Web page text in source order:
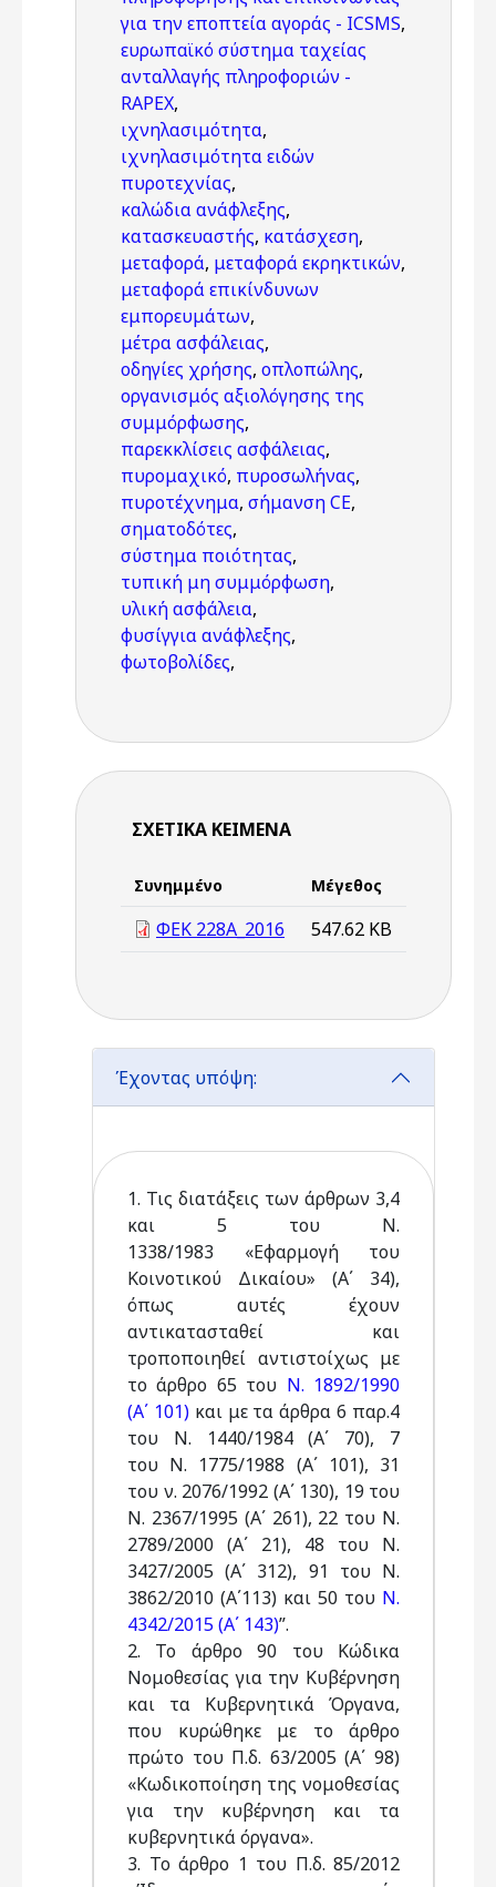
για την εποπτεία αγοράς - ICSMS,
ευρωπαϊκό σύστημα ταχείας
ανταλλαγής πληροφοριών -
RAPEX,
ιχνηλασιμότητα,
ιχνηλασιμότητα ειδών
πυροτεχνίας,
καλώδια ανάφλεξης,
κατασκευαστής, κατάσχεση,
μεταφορά, μεταφορά εκρηκτικών,
μεταφορά επικίνδυνων
εμπορευμάτων,
μέτρα ασφάλειας,
οδηγίες χρήσης, οπλοπώλης,
οργανισμός αξιολόγησης της
συμμόρφωσης,
παρεκκλίσεις ασφάλειας,
πυρομαχικό, πυροσωλήνας,
πυροτέχνημα, σήμανση CE,
σηματοδότες,
σύστημα ποιότητας,
τυπική μη συμμόρφωση,
υλική ασφάλεια,
φυσίγγια ανάφλεξης,
φωτοβολίδες,
ΣΧΕΤΙΚΆ ΚΕΊΜΕΝΑ
Συνημμένο Μέγεθος
ΦΕΚ 228Α_2016 547.62 KB
Έχοντας υπόψη:
1. Τις διατάξεις των άρθρων 3,4
και 5 του N.
1338/1983 «Εφαρμογή του
Κοινοτικού Δικαίου» (Α΄ 34),
όπως αυτές έχουν
αντικατασταθεί και
τροποποιηθεί αντιστοίχως με
το άρθρο 65 του N. 1892/1990
(Α΄ 101)και με τα άρθρα 6 παρ.4
του N. 1440/1984 (Α΄ 70), 7
του N. 1775/1988 (Α΄ 101), 31
του ν. 2076/1992 (Α΄ 130), 19 του
N. 2367/1995 (Α΄ 261), 22 του N.
2789/2000 (Α΄ 21), 48 του N.
3427/2005 (Α΄ 312), 91 του N.
3862/2010 (Α΄113) και 50 του N.
4342/2015 (Α΄ 143)”.
2. Το άρθρο 90 του Κώδικα
Νομοθεσίας για την Κυβέρνηση
και τα Κυβερνητικά Όργανα,
που κυρώθηκε με το άρθρο
πρώτο του Π.δ. 63/2005 (Α΄ 98)
«Κωδικοποίηση της νομοθεσίας
για την κυβέρνηση και τα
κυβερνητικά όργανα».
3. Το άρθρο 1 του Π.δ. 85/2012